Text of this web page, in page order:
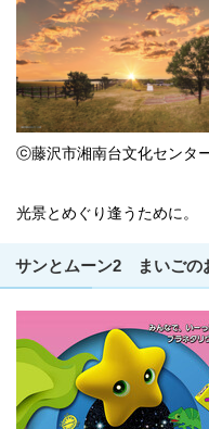
ⓒ藤沢市湘南台文化センタ
光景とめぐり逢うために。
サンとムーン2 まいごの